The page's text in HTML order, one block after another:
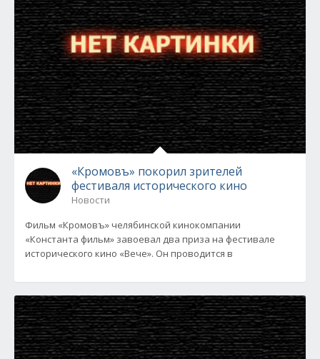
«Кромовъ» покорил зрителей
фестиваля исторического кино
Новости
Фильм «Кромовъ» челябинской кинокомпании
«Константа фильм» завоевал два приза на фестивале
исторического кино «Вече». Он проводится в